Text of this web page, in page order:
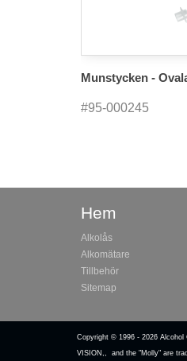
Munstycken -
#95-000245
Hem
Alkolås
Alkomätare
Tillbehör
Sitemap
Copyright © 1996 - 2026 Alcohol
VISION,, and the "Molly" are